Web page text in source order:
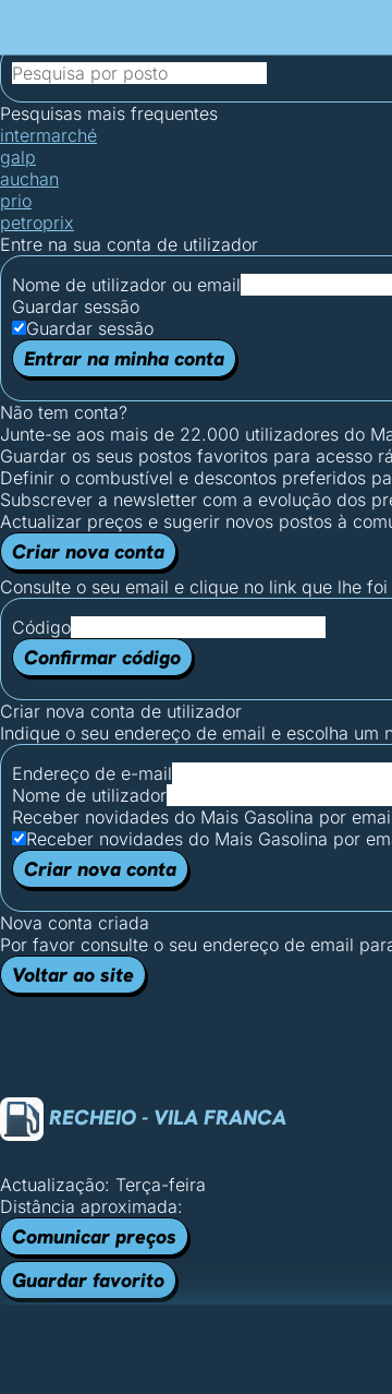
Pesquisas mais frequentes
intermarché
galp
auchan
prio
petroprix
Entre na sua conta de utilizador
Nome de utilizador ou email
Guardar sessão
Guardar sessão
Entrar na minha conta
Não tem conta?
Junte-se aos mais de 22.000 utilizadores do
Guardar os seus postos favoritos para acesso
Definir o combustível e descontos preferidos
Subscrever a newsletter com a evolução dos
Actualizar preços e sugerir novos postos à
Criar nova conta
Consulte o seu email e clique no link que lhe
Código
Confirmar código
Criar nova conta de utilizador
Indique o seu endereço de email e escolha
Endereço de e-mail
Nome de utilizador
Receber novidades do Mais Gasolina por
Receber novidades do Mais Gasolina por
Criar nova conta
Nova conta criada
Por favor consulte o seu endereço de email
Voltar ao site
RECHEIO - VILA FRANCA
Actualização: Terça-feira
Distância aproximada:
Comunicar preços
Guardar favorito